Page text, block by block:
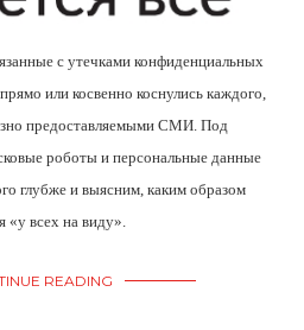
с утечками конфиденциальных
или косвенно коснулись каждого,
предоставляемыми СМИ. Под
роботы и персональные данные
глубже и выясним, каким образом
«у всех на виду».
READING